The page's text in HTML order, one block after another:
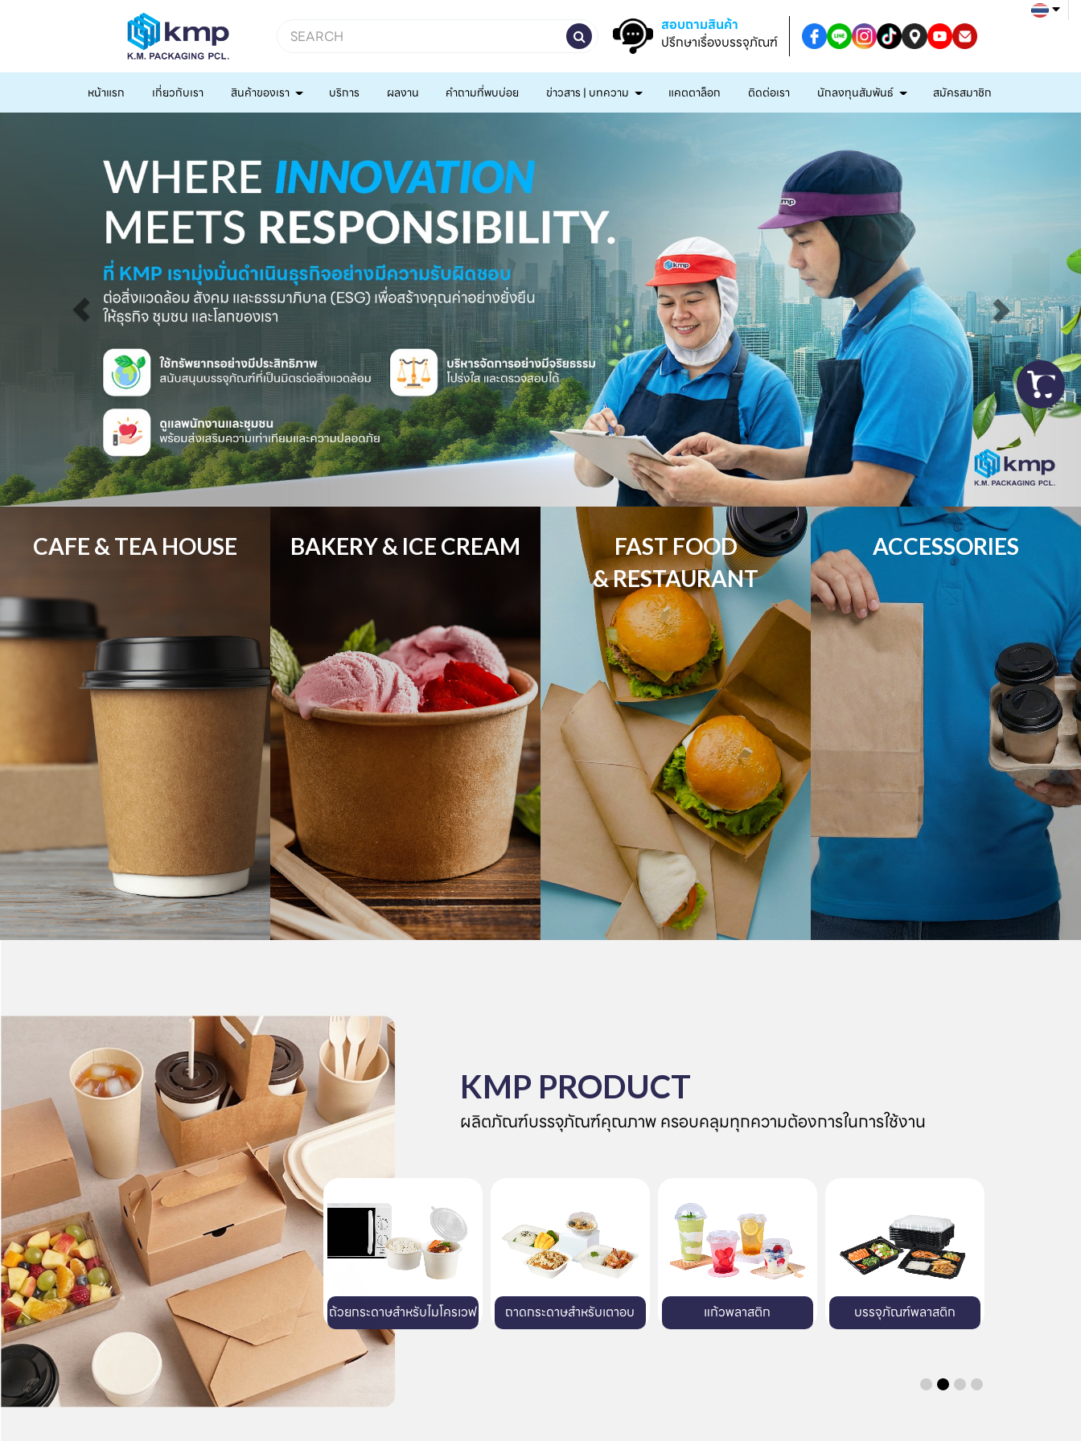
สอบถามสินค้า
ปรึกษาเรื่องบรรจุภัณฑ์
หน้าแรก เกี่ยวกับเรา สินค้าของเรา บริการ ผลงาน คำถามที่พบบ่อย ข่าวสาร | บทความ แคตตาล็อก ติดต่อเรา นักลงทุนสัมพันธ์ สมัครสมาชิก
CAFE & TEA HOUSE BAKERY & ICE CREAM
FAST FOOD
& RESTAURANT
ACCESSORIES
KMP PRODUCT
ผลิตภัณฑ์บรรจุภัณฑ์คุณภาพ ครอบคลุมทุกความต้องการในการใช้งาน
บรรจุภัณฑ์อาหาร ถ้วยกระดาษสำหรับไมโครเวฟ ถาดกระดาษสำหรับเตาอบ แก้วพลาสติก บรรจุภัณฑ์พลาสติก บรรจุภัณฑ์พิมพ์ลายมาตรฐาน